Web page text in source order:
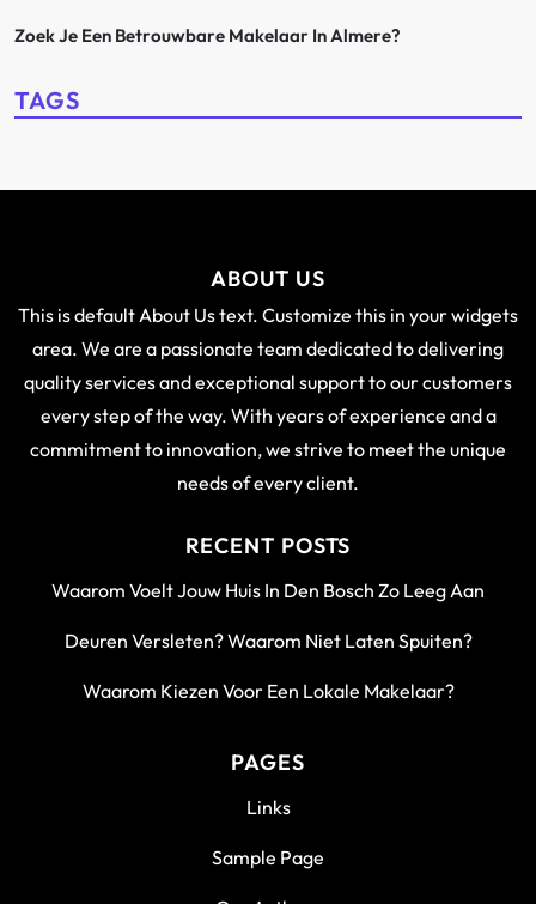
Zoek Je Een Betrouwbare Makelaar In Almere?
TAGS
ABOUT US
This is default About Us text. Customize this in your widgets
area. We are a passionate team dedicated to delivering
quality services and exceptional support to our customers
every step of the way. With years of experience and a
commitment to innovation, we strive to meet the unique
needs of every client.
RECENT POSTS
Waarom Voelt Jouw Huis In Den Bosch Zo Leeg Aan
Deuren Versleten? Waarom Niet Laten Spuiten?
Waarom Kiezen Voor Een Lokale Makelaar?
PAGES
Links
Sample Page